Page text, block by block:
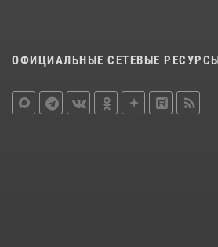
ОФИЦИАЛЬНЫЕ СЕТЕВЫЕ РЕСУРСЫ